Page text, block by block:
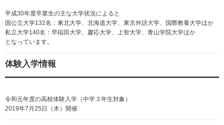
平成30年度卒業生の主な大学状況によると
国公立大学132名：東北大学、北海道大学、東京外語大学、国際教養大学ほか
私立大学140名：早稲田大学、慶応大学、上智大学、青山学院大学ほか
となっています。
体験入学情報
令和元年度の高校体験入学（中学３年生対象）
2019年7月25日（木）開催